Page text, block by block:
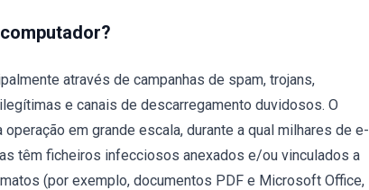
através de campanhas de spam, trojans,
e canais de descarregamento duvidosos. O
em grande escala, durante a qual milhares de e-
têm ficheiros infecciosos anexados e/ou vinculados a
(por exemplo, documentos PDF e Microsoft Office,